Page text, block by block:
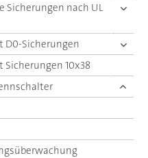
Sicherungen nach UL
D0-Sicherungen
10x38